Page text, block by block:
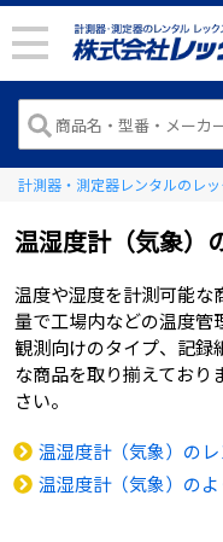
計測器・測定器レンタルのレッ
温湿度計（気象）
温度や湿度を計測可能な
量で工場内などの温度管
観測向けのタイプ、記録
な商品を取り揃えており
さい。
温湿度計（気象）の
温湿度計（気象）の